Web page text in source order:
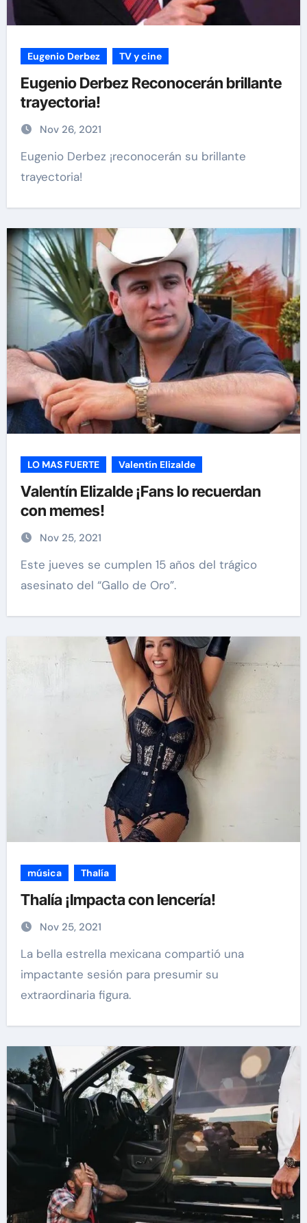
Eugenio Derbez TV y cine
Eugenio Derbez Reconocerán brillante
trayectoria!
Nov 26, 2021
Eugenio Derbez ¡reconocerán su brillante
trayectoria!
LO MAS FUERTE Valentín Elizalde
Valentín Elizalde ¡Fans lo recuerdan
con memes!
Nov 25, 2021
Este jueves se cumplen 15 años del trágico
asesinato del “Gallo de Oro”.
música Thalía
Thalía ¡Impacta con lencería!
Nov 25, 2021
La bella estrella mexicana compartió una
impactante sesión para presumir su
extraordinaria figura.